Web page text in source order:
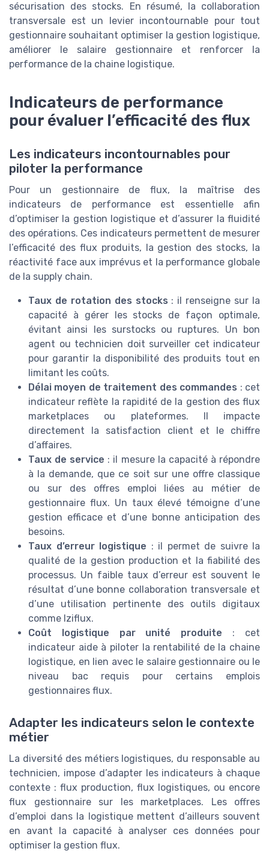
sécurisation des stocks. En résumé, la collaboration
transversale est un levier incontournable pour tout
gestionnaire souhaitant optimiser la gestion logistique,
améliorer le salaire gestionnaire et renforcer la
performance de la chaine logistique.
Indicateurs de performance
pour évaluer l’efficacité des flux
Les indicateurs incontournables pour
piloter la performance
Pour un gestionnaire de flux, la maîtrise des
indicateurs de performance est essentielle afin
d’optimiser la gestion logistique et d’assurer la fluidité
des opérations. Ces indicateurs permettent de mesurer
l’efficacité des flux produits, la gestion des stocks, la
réactivité face aux imprévus et la performance globale
de la supply chain.
Taux de rotation des stocks : il renseigne sur la
capacité à gérer les stocks de façon optimale,
évitant ainsi les surstocks ou ruptures. Un bon
agent ou technicien doit surveiller cet indicateur
pour garantir la disponibilité des produits tout en
limitant les coûts.
Délai moyen de traitement des commandes : cet
indicateur reflète la rapidité de la gestion des flux
marketplaces ou plateformes. Il impacte
directement la satisfaction client et le chiffre
d’affaires.
Taux de service : il mesure la capacité à répondre
à la demande, que ce soit sur une offre classique
ou sur des offres emploi liées au métier de
gestionnaire flux. Un taux élevé témoigne d’une
gestion efficace et d’une bonne anticipation des
besoins.
Taux d’erreur logistique : il permet de suivre la
qualité de la gestion production et la fiabilité des
processus. Un faible taux d’erreur est souvent le
résultat d’une bonne collaboration transversale et
d’une utilisation pertinente des outils digitaux
comme Iziflux.
Coût logistique par unité produite : cet
indicateur aide à piloter la rentabilité de la chaine
logistique, en lien avec le salaire gestionnaire ou le
niveau bac requis pour certains emplois
gestionnaires flux.
Adapter les indicateurs selon le contexte
métier
La diversité des métiers logistiques, du responsable au
technicien, impose d’adapter les indicateurs à chaque
contexte : flux production, flux logistiques, ou encore
flux gestionnaire sur les marketplaces. Les offres
d’emploi dans la logistique mettent d’ailleurs souvent
en avant la capacité à analyser ces données pour
optimiser la gestion flux.